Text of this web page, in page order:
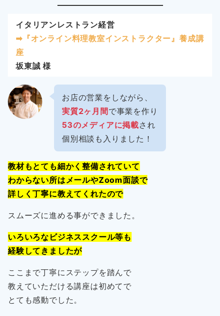
イタリアンレストラン経営
➡︎『オンライン料理教室インストラクター』養成講
座
坂東誠 様
お店の営業をしながら、
実質2ヶ月間 で事業を作り
53のメディアに掲載され
個別相談も入りました！
教材もとても細かく整備されていて
わからない所はメールやZoom面談で
詳しく丁寧に教えてくれたので
スムーズに進める事ができました。
いろいろなビジネススクール等も
経験してきましたが
ここまで丁寧にステップを踏んで
教えていただける講座は初めてで
とても感動でした。